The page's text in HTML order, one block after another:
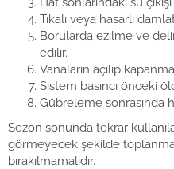
Tıkalı veya hasarlı
Borularda ezilme ve
edilir.
Vanaların açılıp
Sistem basıncı önceki
Gübreleme sonrasında
Sezon sonunda tekrar
görmeyecek şekilde
bırakılmamalıdır.